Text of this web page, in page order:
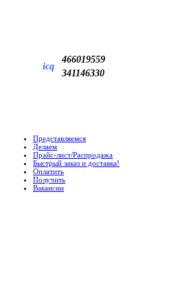
icq
466019559
341146330
Представляемся
Делаем
Прайс-лист/Распродажа
Быстрый заказ и доставка!
Оплатить
Получить
Вакансии